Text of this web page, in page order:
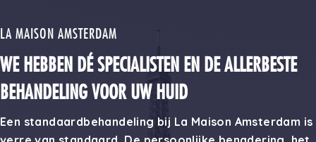
LA MAISON AMSTERDAM
WE HEBBEN DÉ SPECIALISTEN EN DE ALLERBESTE
BEHANDELING VOOR UW HUID
Een standaardbehandeling bij La Maison Amsterdam is